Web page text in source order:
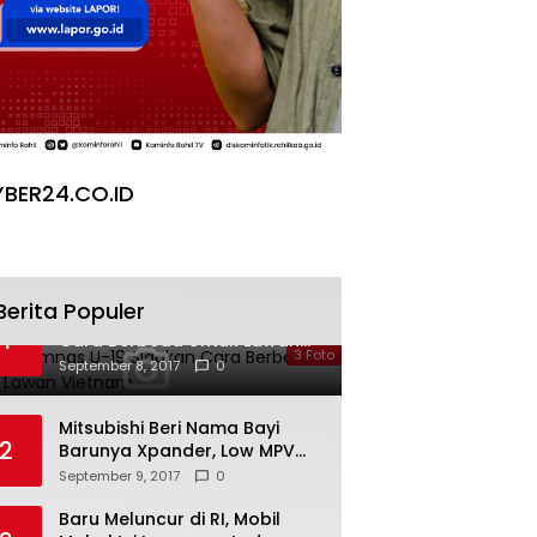
Populer
3 Foto
1
Galeri Timnas U-19 Siapkan
Cara Berbeda Untuk Lawan
Vietnam
September 8, 2017 0
2
Mitsubishi Beri Nama Bayi
Barunya Xpander, Low MPV
Pesaing Avanza cs
September 9, 2017 0
Baru Meluncur di RI, Mobil